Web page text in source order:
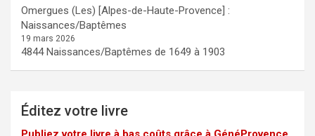
Omergues (Les) [Alpes-de-Haute-Provence] :
Naissances/Baptêmes
19 mars 2026
4844 Naissances/Baptêmes de 1649 à 1903
Éditez votre livre